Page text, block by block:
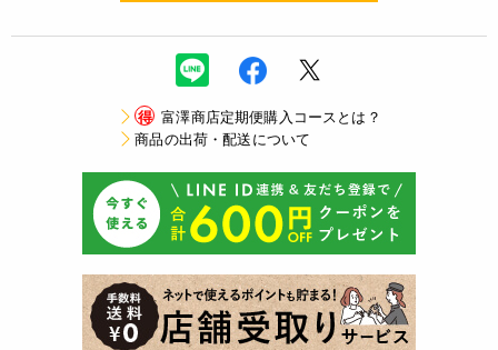
得 富澤商店定期便購入コースとは？
商品の出荷・配送について